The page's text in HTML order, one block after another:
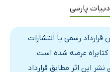
پارسی
رسمی با انتشارات
عرضه شده است.
این اثر مطابق قرارداد